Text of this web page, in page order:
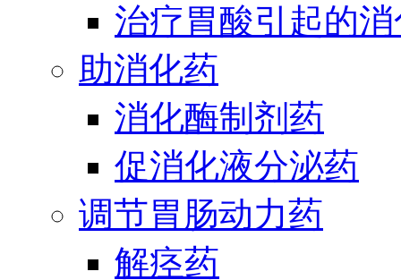
治疗胃酸引起的
助消化药
消化酶制剂药
促消化液分泌药
调节胃肠动力药
解痉药